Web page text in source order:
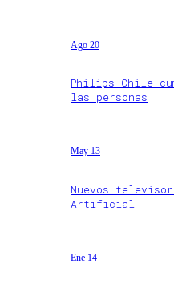
Ago 20
Philips Chile
las personas
May 13
Nuevos
Artificial
Ene 14